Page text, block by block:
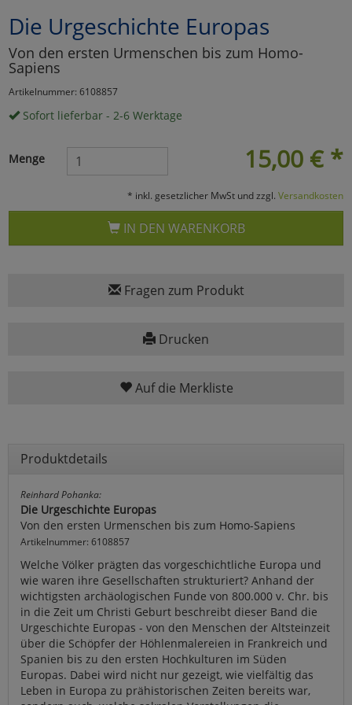
Die Urgeschichte Europas
Von den ersten Urmenschen bis zum Homo-
Sapiens
Artikelnummer: 6108857
Sofort lieferbar - 2-6 Werktage
15,00 € *
Menge
* inkl. gesetzlicher MwSt und zzgl. Versandkosten
IN DEN WARENKORB
Fragen zum Produkt
Drucken
Auf die Merkliste
Produktdetails
Reinhard Pohanka:
Die Urgeschichte Europas
Von den ersten Urmenschen bis zum Homo-Sapiens
Artikelnummer: 6108857
Welche Völker prägten das vorgeschichtliche Europa und
wie waren ihre Gesellschaften strukturiert? Anhand der
wichtigsten archäologischen Funde von 800.000 v. Chr. bis
in die Zeit um Christi Geburt beschreibt dieser Band die
Urgeschichte Europas - von den Menschen der Altsteinzeit
über die Schöpfer der Höhlenmalereien in Frankreich und
Spanien bis zu den ersten Hochkulturen im Süden
Europas. Dabei wird nicht nur gezeigt, wie vielfältig das
Leben in Europa zu prähistorischen Zeiten bereits war,
Marketing
Umfragetools
zurückzu Haupptseite